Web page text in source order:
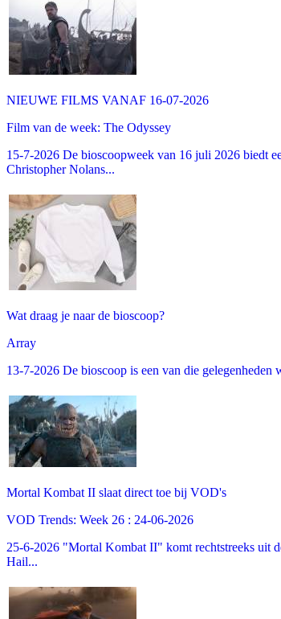
NIEUWE FILMS VANAF 16-07-2026
Film van de week: The Odyssey
15-7-2026 De bioscoopweek van 16 juli 2026 biedt
Christopher Nolans...
Wat draag je naar de bioscoop?
Array
13-7-2026 De bioscoop is een van die
Mortal Kombat II slaat direct toe bij VOD's
VOD Trends: Week 26 : 24-06-2026
25-6-2026 "Mortal Kombat II" komt rechtstreeks uit
Hail...